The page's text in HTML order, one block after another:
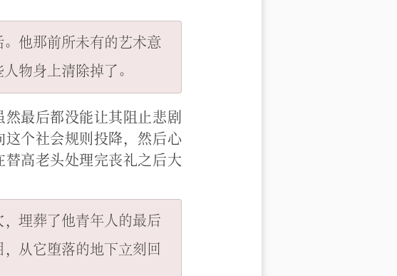
他那前所未有的艺术意
最后都没能让其阻止悲剧
个社会规则投降，然后心
高老头处理完丧礼之后大
埋葬了他青年人的最后
从它堕落的地下立刻回